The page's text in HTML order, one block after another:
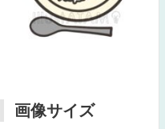
画像サイズ